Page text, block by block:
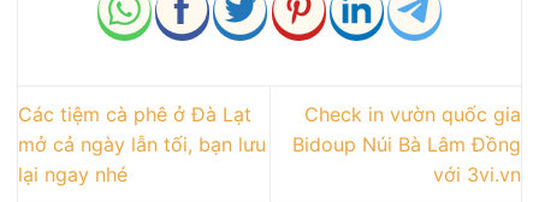
Các tiệm cà phê ở Đà Lạt
mở cả ngày lẫn tối, bạn lưu
lại ngay nhé
Check in vườn quốc gia
Bidoup Núi Bà Lâm Đồng
với 3vi.vn